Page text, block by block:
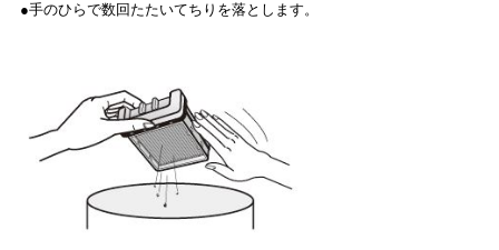
●手のひらで数回たたいてちりを落とします。